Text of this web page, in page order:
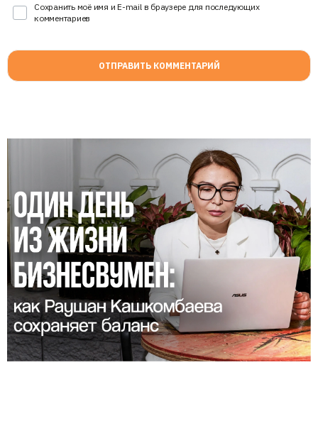
Сохранить моё имя и E-mail в браузере для последующих
комментариев